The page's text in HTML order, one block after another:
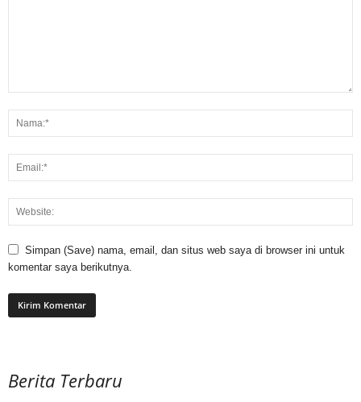
Simpan (Save) nama, email, dan situs web saya di browser ini untuk
komentar saya berikutnya.
Berita Terbaru